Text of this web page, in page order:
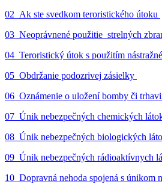
02_Ak ste svedkom teroristického útoku
03_Neoprávnené použitie strelných
04_Teroristický útok s použitím
05_Obdržanie podozrivej zásielky
06_Oznámenie o uložení bomby či
07_Únik nebezpečných chemických
08_Únik nebezpečných biologických
09_Únik nebezpečných rádioaktívnych
10_Dopravná nehoda spojená s únikom